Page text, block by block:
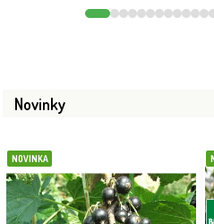
Novinky
NOVINKA